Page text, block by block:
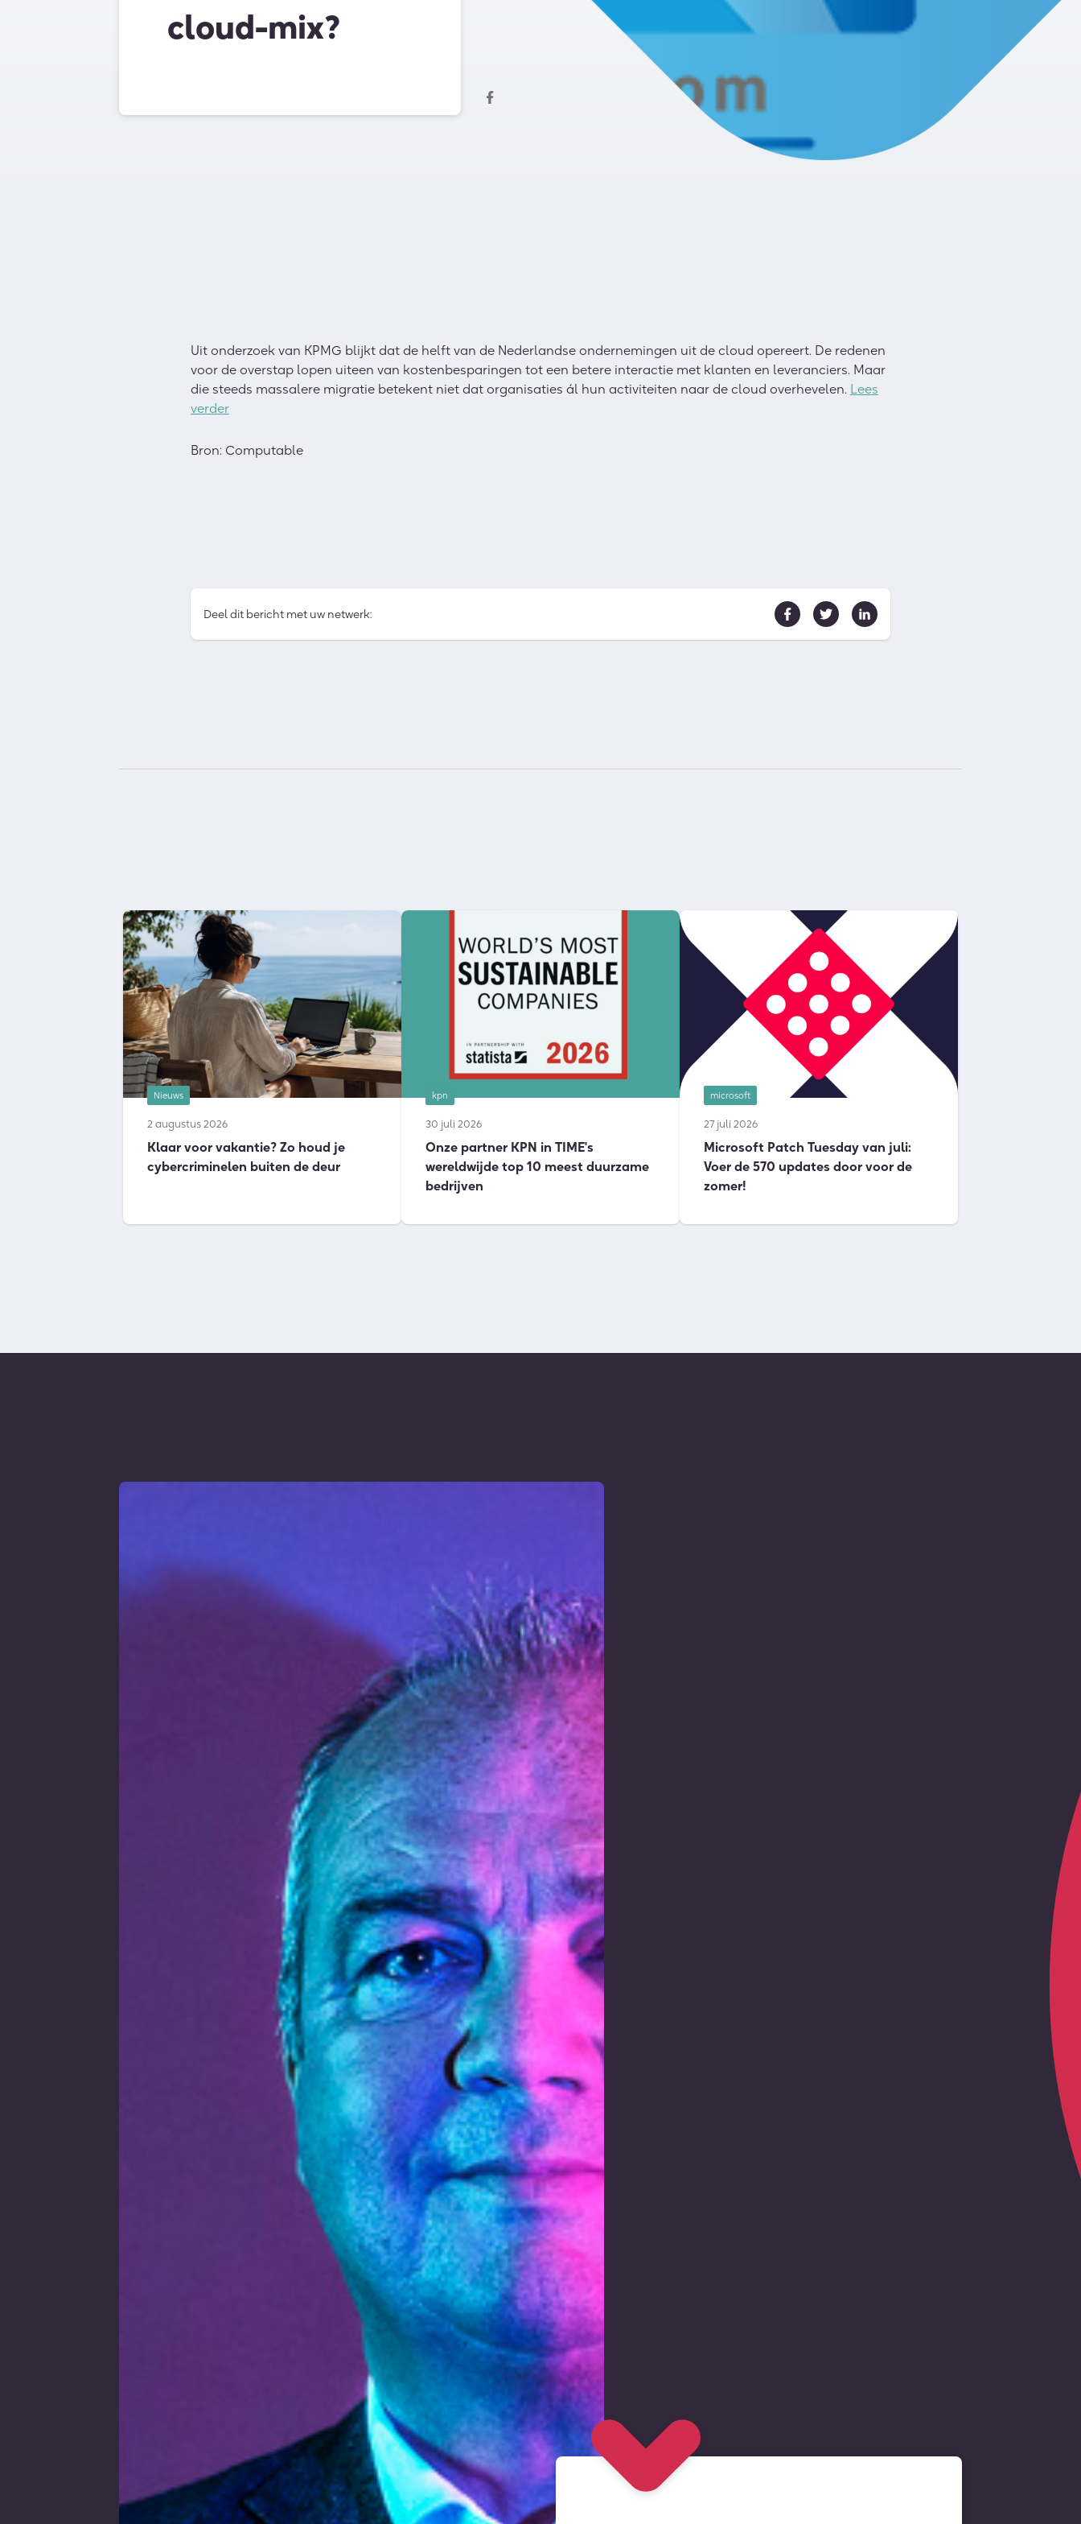
cloud-mix?
Uit onderzoek van KPMG blijkt dat de helft van de Nederlandse ondernemingen uit de cloud opereert. De redenen
voor de overstap lopen uiteen van kostenbesparingen tot een betere interactie met klanten en leveranciers. Maar
die steeds massalere migratie betekent niet dat organisaties ál hun activiteiten naar de cloud overhevelen. Lees
verder
Bron: Computable
Deel dit bericht met uw netwerk:
Nieuws
2 augustus 2026
Klaar voor vakantie? Zo houd je
cybercriminelen buiten de deur
kpn
30 juli 2026
Onze partner KPN in TIME's
wereldwijde top 10 meest duurzame
bedrijven
microsoft
27 juli 2026
Microsoft Patch Tuesday van juli:
Voer de 570 updates door voor de
zomer!